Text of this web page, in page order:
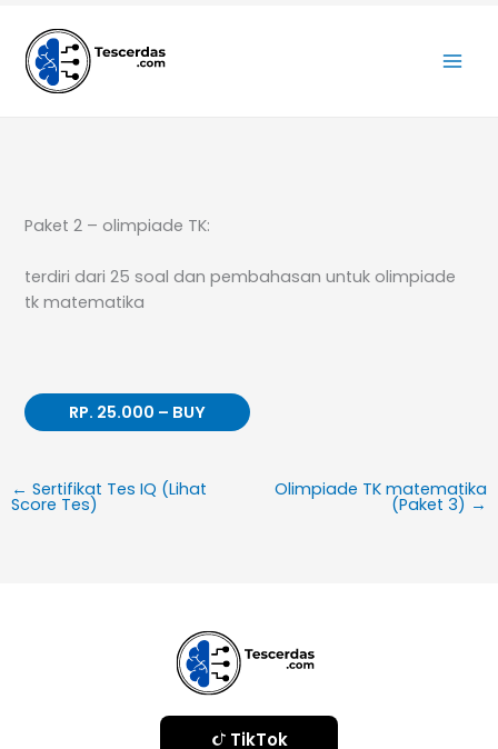
konten
Paket 2 – olimpiade TK:
terdiri dari 25 soal dan pembahasan untuk olimpiade
tk matematika
RP. 25.000 – BUY
← Sertifikat Tes IQ (Lihat
Score Tes)
Olimpiade TK matematika
(Paket 3) →
TikTok